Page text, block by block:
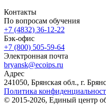
Контакты
По вопросам обучения
+7 (4832) 36-12-22
Бэк-офис
+7 (800) 505-59-64
Электронная почта
bryansk@ecoips.ru
Адрес
241050, Брянская обл., г.
Политика
© 2015-2026, Единый центр